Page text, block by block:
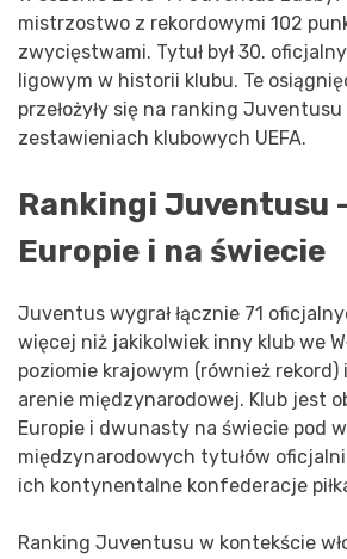
mistrzostwo z rekordowymi 102
zwycięstwami. Tytuł był 30.
ligowym w historii klubu. Te
przełożyły się na ranking
zestawieniach klubowych UEFA.
Rankingi Juventusu
Europie i na świecie
Juventus wygrał łącznie 71
więcej niż jakikolwiek inny klub we
poziomie krajowym (również rekord)
arenie międzynarodowej. Klub jest
Europie i dwunasty na świecie pod
międzynarodowych tytułów
ich kontynentalne konfederacje
Ranking Juventusu w kontekście